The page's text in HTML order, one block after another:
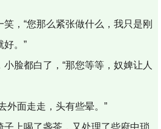
，“您那么紧张做什么，我只是刚
好。”
脸都白了，“那您等等，奴婢让人
外面走走，头有些晕。”
上喝了盏茶，又处理了些府中琐